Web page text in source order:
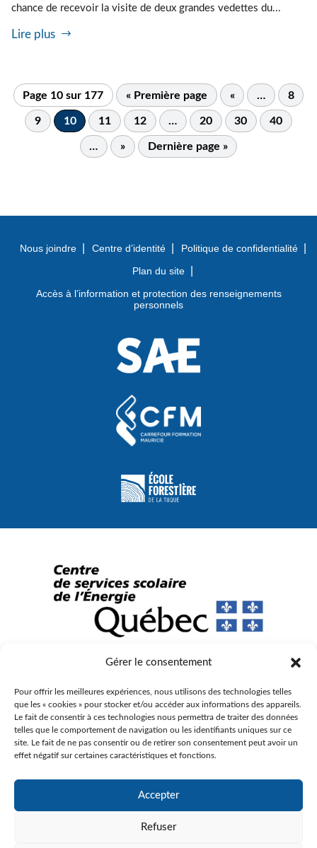
Gérer le consentement
Pour offrir les meilleures expériences, nous utilisons des technologies telles
que les « cookies » pour stocker et/ou accéder aux informations des appareils.
Le fait de consentir à ces technologies nous permettra de traiter des données
telles que le comportement de navigation ou les identifiants uniques sur ce
site. Le fait de ne pas consentir ou de retirer son consentement peut avoir un
effet négatif sur certaines caractéristiques et fonctions.
Accepter
Refuser
chance de recevoir la visite de deux grandes vedettes du...
Lire plus
Page 10 sur 177 « Première page « … 8
9 10 11 12 … 20 30 40
… » Dernière page »
Nous joindre Centre d’identité
Politique de confidentialité
Plan du site
Accès à l’information et protection des renseignements
personnels
Agence Web :Triaxe